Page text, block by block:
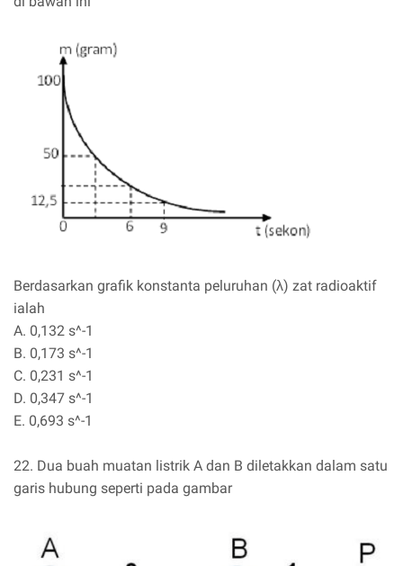
Berdasarkan grafik konstanta peluruhan (λ) zat radioaktif
ialah
A. 0,132 s^-1
B. 0,173 s^-1
C. 0,231 s^-1
D. 0,347 s^-1
E. 0,693 s^-1
22. Dua buah muatan listrik A dan B diletakkan dalam satu
garis hubung seperti pada gambar